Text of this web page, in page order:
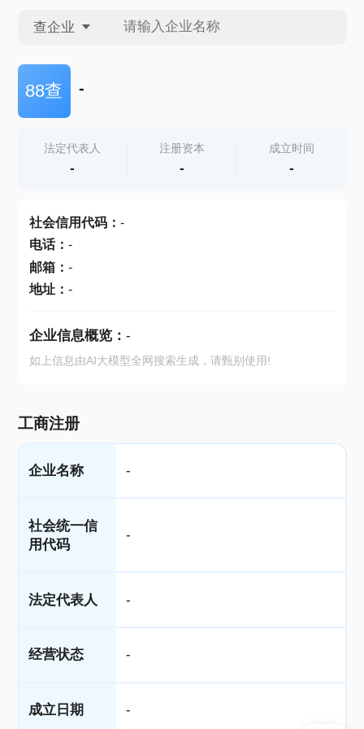
查企业
查企业
查产地
88查 -
法定代表人
-
注册资本
-
成立时间
-
社会信用代码： -
电话： -
邮箱： -
地址： -
企业信息概览： -
如上信息由AI大模型全网搜索生成，请甄别使用!
工商注册
企业名称 -
社会统一信
用代码
-
法定代表人 -
经营状态 -
成立日期 -